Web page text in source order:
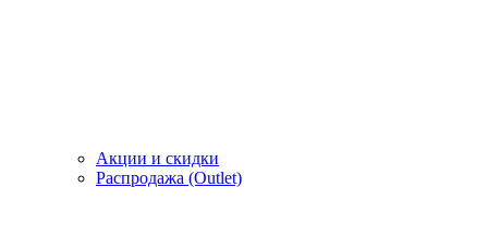
Акции и скидки
Распродажа (Outlet)